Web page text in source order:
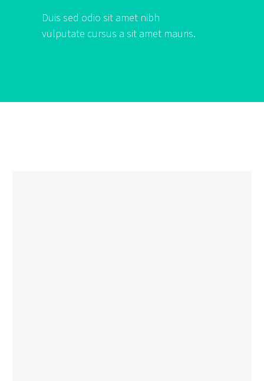
Duis sed odio sit amet nibh
vulputate cursus a sit amet mauris.